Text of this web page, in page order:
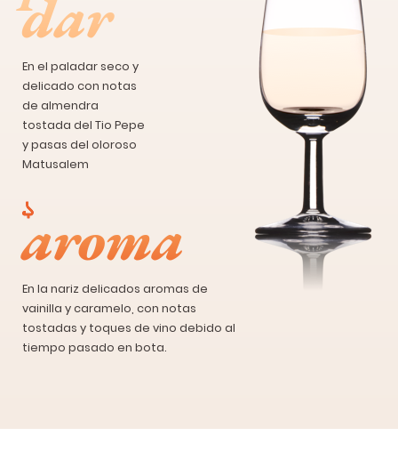
dar
En el paladar seco y
delicado con notas
de almendra
tostada del Tio Pepe
y pasas del oloroso
Matusalem
aroma
En la nariz delicados aromas de
vainilla y caramelo, con notas
tostadas y toques de vino debido al
tiempo pasado en bota.